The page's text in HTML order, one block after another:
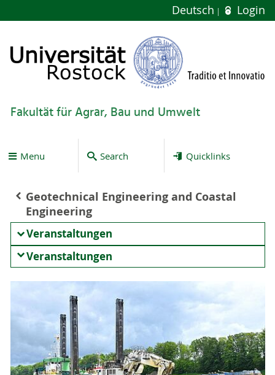
Deutsch Login
Fakultät für Agrar, Bau und Umwelt
Menu Search Quicklinks
Geotechnical Engineering and Coastal
Engineering
Veranstaltungen
Veranstaltungen